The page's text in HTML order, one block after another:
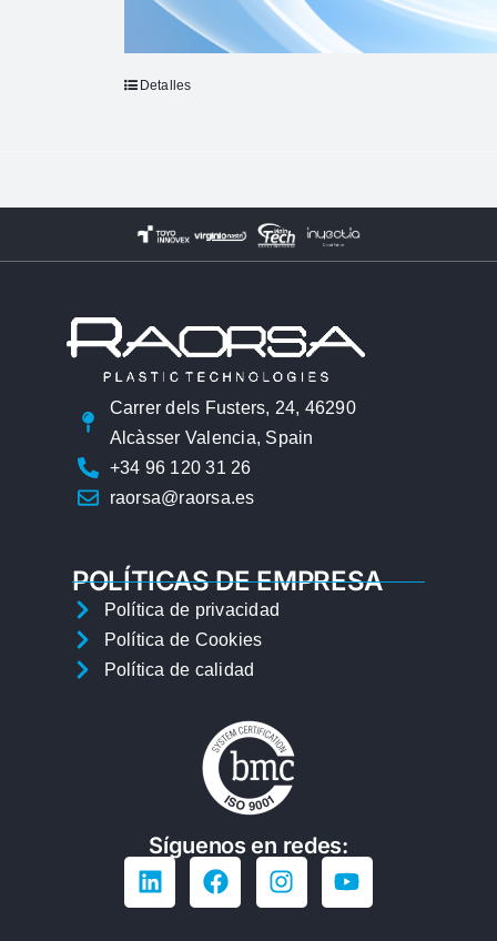
Detalles
Carrer dels Fusters, 24, 46290
Alcàsser Valencia, Spain
+34 96 120 31 26
raorsa@raorsa.es
POLÍTICAS DE EMPRESA
Política de privacidad
Política de Cookies
Política de calidad
Síguenos en redes: